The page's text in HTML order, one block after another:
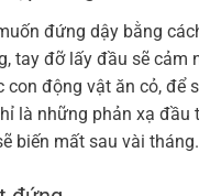
đứng dậy bằng
tay đỡ lấy đầu sẽ cảm
động vật ăn cỏ,
là những phản xạ
biến mất sau vài tháng.